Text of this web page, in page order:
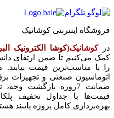
فروشگاه اینترنتی کوشانیک
در کوشانیک(کوشا الکترونیک
کمک می‌کنیم تا ضمن ارتقای
را با مناسب‌ترین قیمت
اتوماسیون صنعتی و تجهیزات
ضمانت 7روزه بازگشت
قیمت‌ها با جداول تخفیف
بهره‌برداری کامل پروژه پایبند